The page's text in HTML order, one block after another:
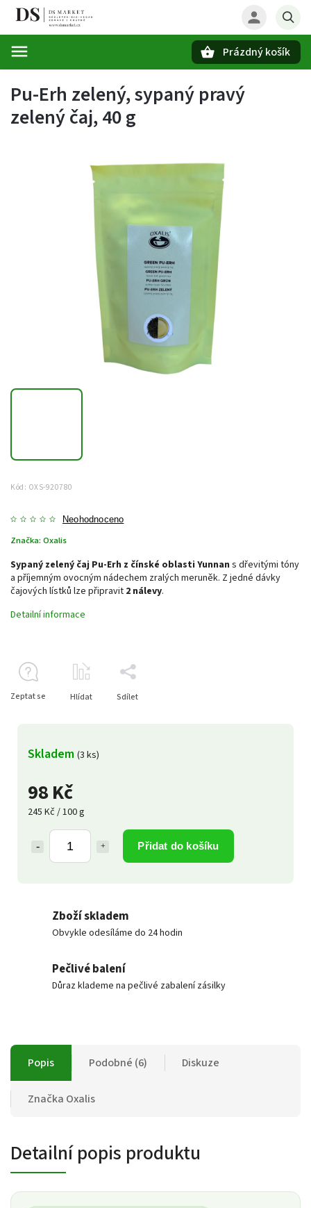
Prázdný košík
Pu-Erh zelený, sypaný pravý
zelený čaj, 40 g
Kód: OXS-920780
Neohodnoceno
Značka: Oxalis
98 Kč
245 Kč / 100 g
Přidat do košíku
Skladem (3 ks)
Sypaný zelený čaj Pu-Erh z čínské oblasti Yunnan s dřevitými tóny
a příjemným ovocným nádechem zralých meruněk. Z jedné dávky
čajových lístků lze připravit 2 nálevy.
Detailní informace
Zeptat se Hlídat Sdílet
Zboží skladem
Obvykle odesíláme do 24 hodin
Pečlivé balení
Důraz klademe na pečlivé zabalení zásilky
Popis Podobné (6) Diskuze
Značka Oxalis
Detailní popis produktu